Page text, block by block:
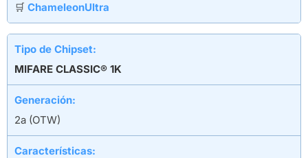
🛒 ChameleonUltra
Tipo de Chipset:
MIFARE CLASSIC® 1K
Generación:
2a (OTW)
Características: